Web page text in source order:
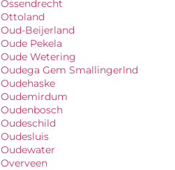
Ossendrecht
Ottoland
Oud-Beijerland
Oude Pekela
Oude Wetering
Oudega Gem Smallingerlnd
Oudehaske
Oudemirdum
Oudenbosch
Oudeschild
Oudesluis
Oudewater
Overveen